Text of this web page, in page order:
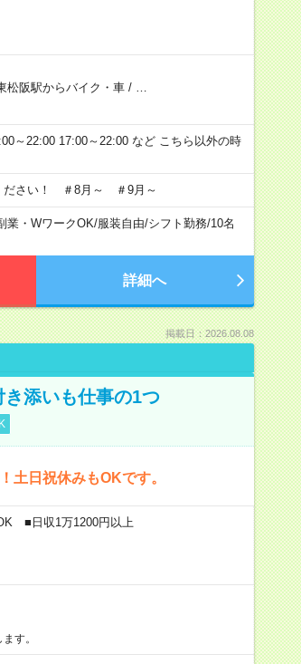
松阪駅からバイク・車/
～22:00 17:00～22:00 など こちら以外の時
ださい！ ＃8月～ ＃9月～
業・WワークOK/服装自由/シフト勤務/10名
詳細へ
掲載日：2026.08.08
き添いも仕事の1つ
日祝休みもOKです。
■日収1万1200円以上
す。